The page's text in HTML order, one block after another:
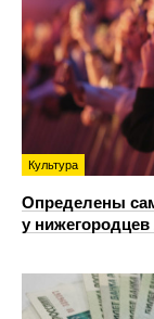
Культура
Определены
у нижегородцев